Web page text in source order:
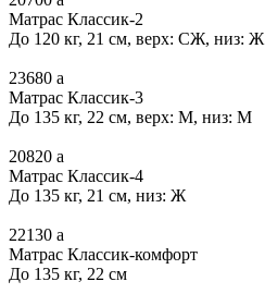
Матрас Классик-2
До 120 кг, 21 см, верх: СЖ, низ: Ж
23680 a
Матрас Классик-3
До 135 кг, 22 см, верх: М, низ: М
20820 a
Матрас Классик-4
До 135 кг, 21 см, низ: Ж
22130 a
Матрас Классик-комфорт
До 135 кг, 22 см